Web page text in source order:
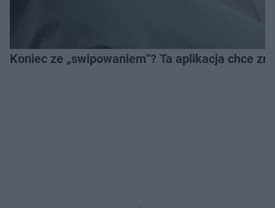
Koniec ze „swipowaniem”? Ta aplikacja chce